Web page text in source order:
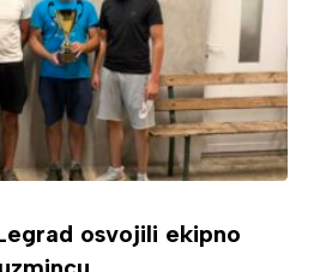
osvojili ekipno